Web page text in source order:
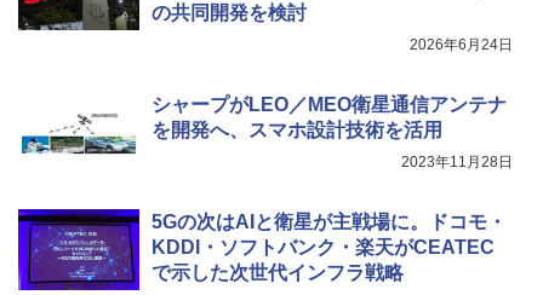
の共同開発を検討
2026年6月24日
シャープがLEO／MEO衛星通信アンテナ
を開発へ、スマホ設計技術を活用
2023年11月28日
5Gの次はAIと衛星が主戦場に。ドコモ・
KDDI・ソフトバンク・楽天がCEATEC
で示した次世代インフラ戦略